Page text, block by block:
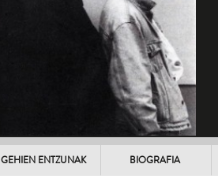
GEHIEN ENTZUNAK BIOGRAFIA